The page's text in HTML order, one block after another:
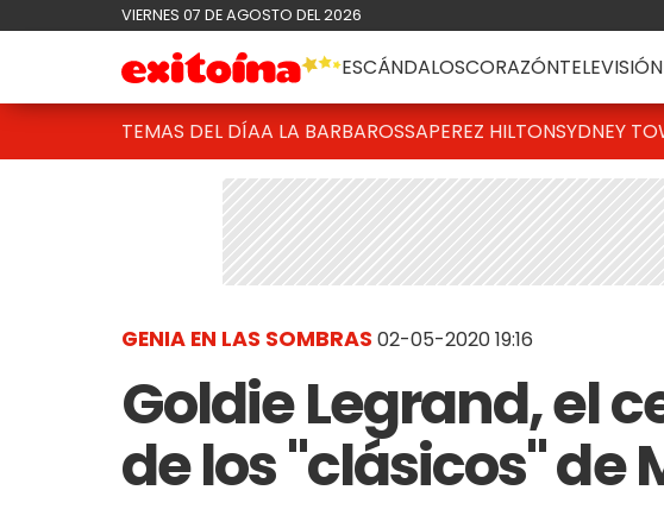
VIERNES 07 DE AGOSTO DEL 2026
ESCÁNDALOSCORAZÓNTELEVISIÓN
TEMAS DEL DÍAA LA BARBAROSSAPEREZ HILTONSYDNEY
GENIA EN LAS SOMBRAS 02-05-2020 19:16
Goldie Legrand, el
de los "clásicos" de